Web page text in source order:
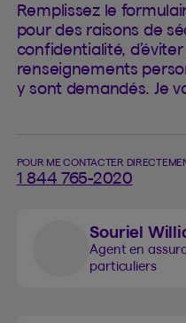
Remplissez le
pour des raisons de
confidentialité, d’éviter
renseignements
y sont demandés. Je
POUR ME CONTACTER
1 844 765-2020
Souriel
Agent en
particuliers